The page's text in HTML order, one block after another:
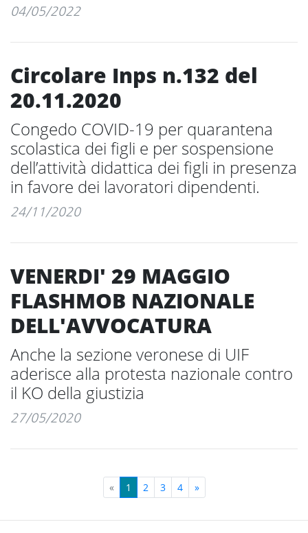
04/05/2022
Circolare Inps n.132 del
20.11.2020
Congedo COVID-19 per quarantena
scolastica dei figli e per sospensione
dell’attività didattica dei figli in presenza
in favore dei lavoratori dipendenti.
24/11/2020
VENERDI' 29 MAGGIO
FLASHMOB NAZIONALE
DELL'AVVOCATURA
Anche la sezione veronese di UIF
aderisce alla protesta nazionale contro
il KO della giustizia
27/05/2020
« 1 2 3 4 »